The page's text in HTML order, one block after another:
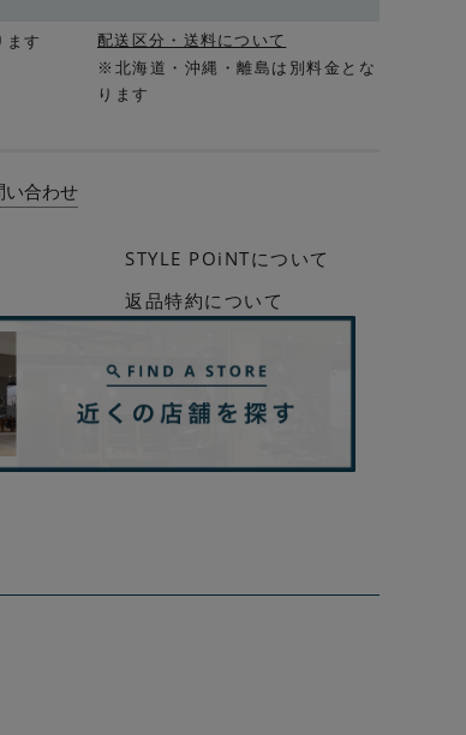
す
配送区分・送料について
※北海道・沖縄・離島は別料金とな
ります
い合わせ
STYLE POiNTについて
返品特約について